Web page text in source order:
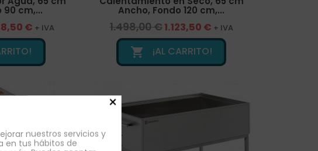
90 cm,...
€ + IVA
Ancho, Fondo 120 cm,...
1.498,00 €1.123,50 € + IVA
 ¡AL CARRITO!
×
nuestros servicios y
en tus hábitos de